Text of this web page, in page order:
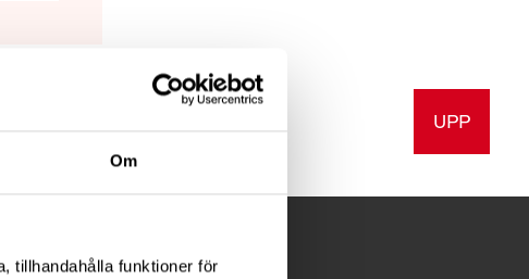
Om
tillhandahålla funktioner för
UPP